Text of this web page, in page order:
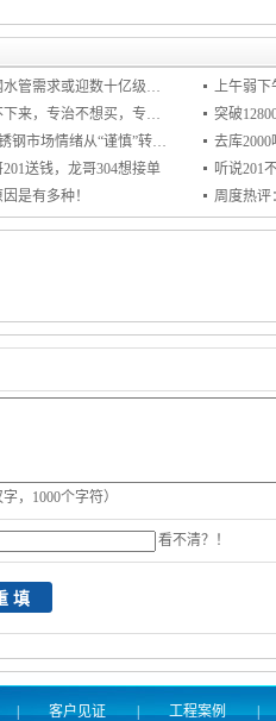
雅鲁藏布江水电工程启动，不锈钢水管需求或迎数十亿级增量市场
上午弱下
涨300跌400，不锈钢圆管涨得停不下来，专治不想买，专杀不敢买！
201疯狂拉涨VS 304跟涨乏力，不锈钢市场情绪从“谨慎”转向“追涨
去库
送钱，龙哥304想接单
听说201
是有多种！
周度热评
，1000个字符）
看不清？！
| 客户见证 | 工程案例 |